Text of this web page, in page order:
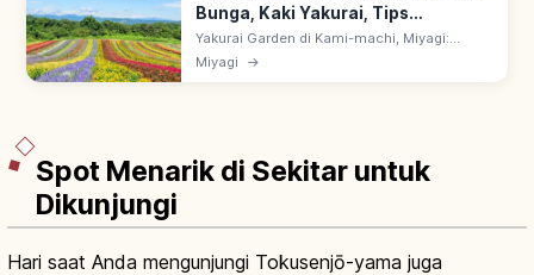
Bunga, Kaki Yakurai, Tips
Berkunjung
Yakurai Garden di Kami-machi, Miyagi:
taman bunga 150.000 m² di kaki Gunung
Yakurai—~400 jenis dalam 8 taman
Miyagi →
Spot Menarik di Sekitar untuk
Dikunjungi
Hari saat Anda mengunjungi Tokusenjō-yama juga